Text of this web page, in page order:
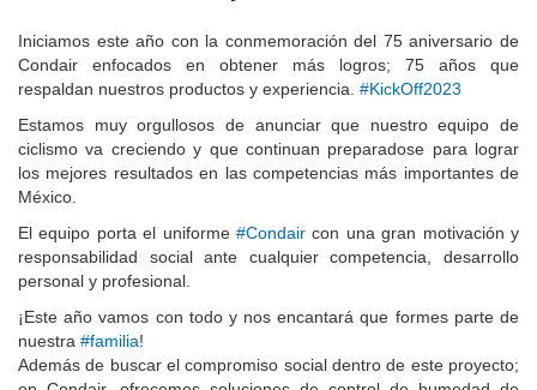
Iniciamos este año con la conmemoración del 75 aniversario de
Condair enfocados en obtener más logros; 75 años que
respaldan nuestros productos y experiencia. #KickOff2023
Estamos muy orgullosos de anunciar que nuestro equipo de
ciclismo va creciendo y que continuan preparadose para lograr
los mejores resultados en las competencias más importantes de
México.
El equipo porta el uniforme #Condair con una gran motivación y
responsabilidad social ante cualquier competencia, desarrollo
personal y profesional.
¡Este año vamos con todo y nos encantará que formes parte de
nuestra #familia!
Además de buscar el compromiso social dentro de este proyecto;